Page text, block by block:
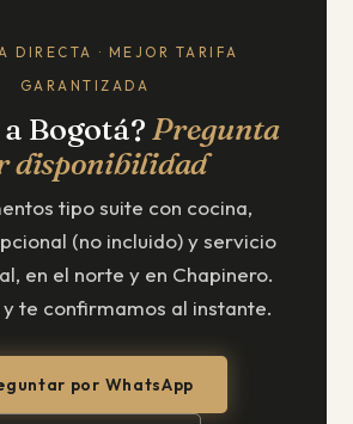
DIRECTA · MEJOR TARIFA
GARANTIZADA
a Bogotá?Pregunta
disponibilidad
tipo suite con cocina,
(no incluido) y servicio
en el norte y en Chapinero.
y te confirmamos al instante.
por WhatsApp